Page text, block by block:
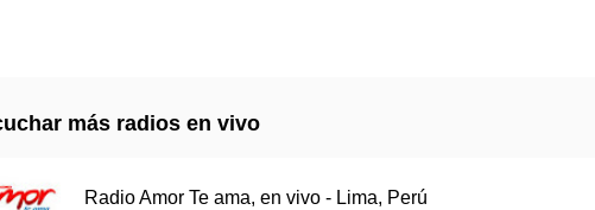
más radios en vivo
Radio Amor Te ama, en vivo - Lima, Perú